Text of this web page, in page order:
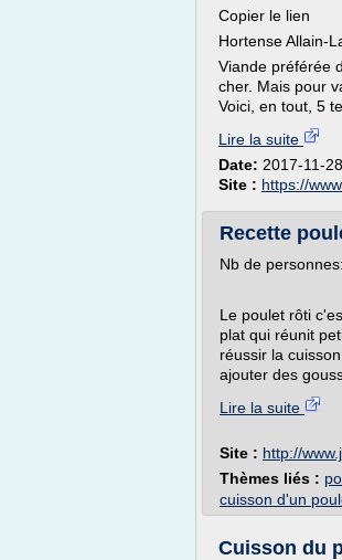
Copier le lien
Hortense Allain-
Viande préférée
cher. Mais pour
Voici, en tout, 5
Lire la suite
Date: 2017-11-
Site : https://
Recette
Nb de
Le poulet rôti
plat qui réunit
réussir la
ajouter des
Lire la suite
Site : http://
Thèmes liés :
cuisson d'un
Cuisson du